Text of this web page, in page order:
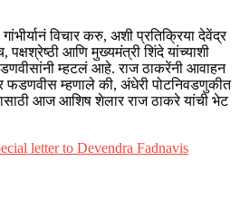
विचार करु, अशी प्रतिक्रिया देवेंद्र
आणि मुख्यमंत्री शिंदे यांच्याशी
म्हटलं आहे. राज ठाकरेंनी आवाहन
फडणवीस म्हणाले की, अंधेरी पोटनिवडणुकीत
आज आशिष शेलार राज ठाकरे यांची भेट